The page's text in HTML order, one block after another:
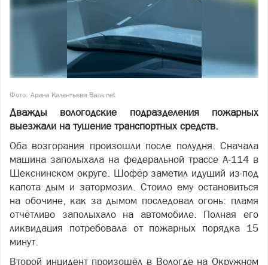
Фото: Арина Калентьева Baza.net
Дважды вологодские подразделения пожарных
выезжали на тушение транспортных средств.
Оба возгорания произошли после полудня. Сначала
машина заполыхала на федеральной трассе А-114 в
Шекснинском округе. Шофёр заметил идущий из-под
капота дым и затормозил. Стоило ему остановиться
на обочине, как за дымом последовал огонь: пламя
отчётливо заполыхало на автомобиле. Полная его
ликвидация потребовала от пожарных порядка 15
минут.
Второй инцидент произошёл в Вологде на Окружном